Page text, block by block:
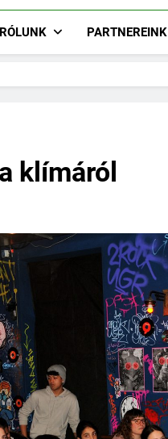
RÓLUNK PARTNEREINK
klímáról